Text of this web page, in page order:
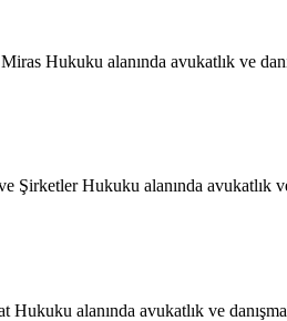
Hukuku alanında avukatlık ve
Hukuku alanında avukatlık
alanında avukatlık ve